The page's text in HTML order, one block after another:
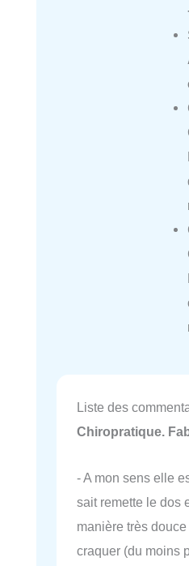
Liste des
Chiropratique.
- A mon sens elle
sait remette le dos
manière très
craquer (du moins